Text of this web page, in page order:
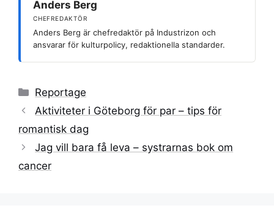
Anders Berg
CHEFREDAKTÖR
Anders Berg är chefredaktör på Industrizon och
ansvarar för kulturpolicy, redaktionella standarder.
Kategorier
Reportage
Aktiviteter i Göteborg för par – tips för
romantisk dag
Jag vill bara få leva – systrarnas bok om
cancer